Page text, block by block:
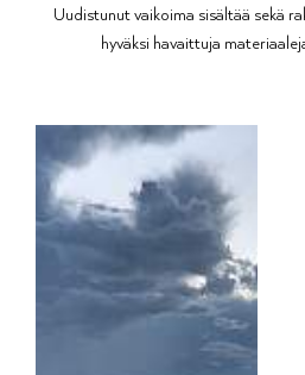
Uudistunut vaikoima sisältää sekä
hyväksi havaittuja